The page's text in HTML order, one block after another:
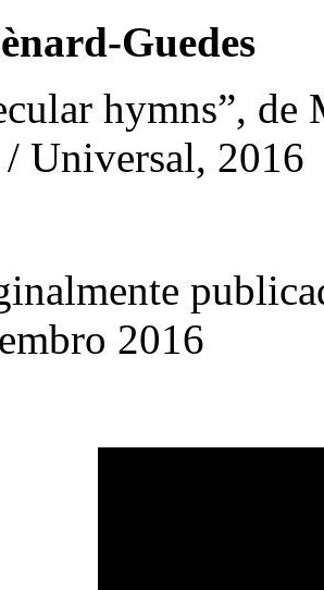
Guedes
hymns”, de
Universal, 2016
2016